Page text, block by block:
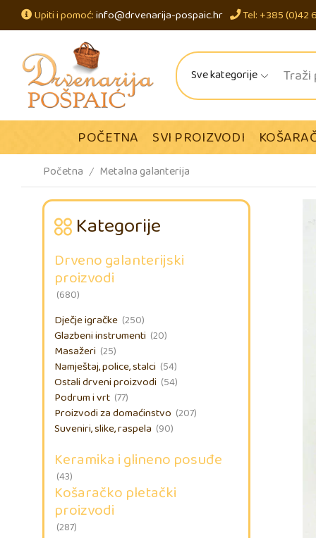
Upiti i pomoć:info@drvenarija-pospaic.hr Tel: +385 (0)42
Sve kategorije
POČETNA SVI PROIZVODI
Početna / Metalna galanterija
Kategorije
Drveno galanterijski
proizvodi
(680)
Dječje igračke (250)
Glazbeni instrumenti (20)
Masažeri (25)
Namještaj, police, stalci (54)
Ostali drveni proizvodi (54)
Podrum i vrt (77)
Proizvodi za domaćinstvo (207)
Suveniri, slike, raspela (90)
Keramika i glineno posuđe
(43)
Košaračko pletački
proizvodi
(287)